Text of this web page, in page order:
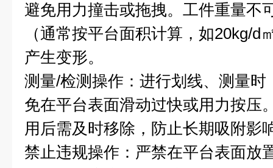
避免用力撞击或拖拽。工件重量不
（通常按平台面积计算，如20kg/d
产生变形。
测量/检测操作：进行划线、测量
免在平台表面滑动过快或用力按压
用后需及时移除，防止长期吸附
禁止违规操作：严禁在平台表面放